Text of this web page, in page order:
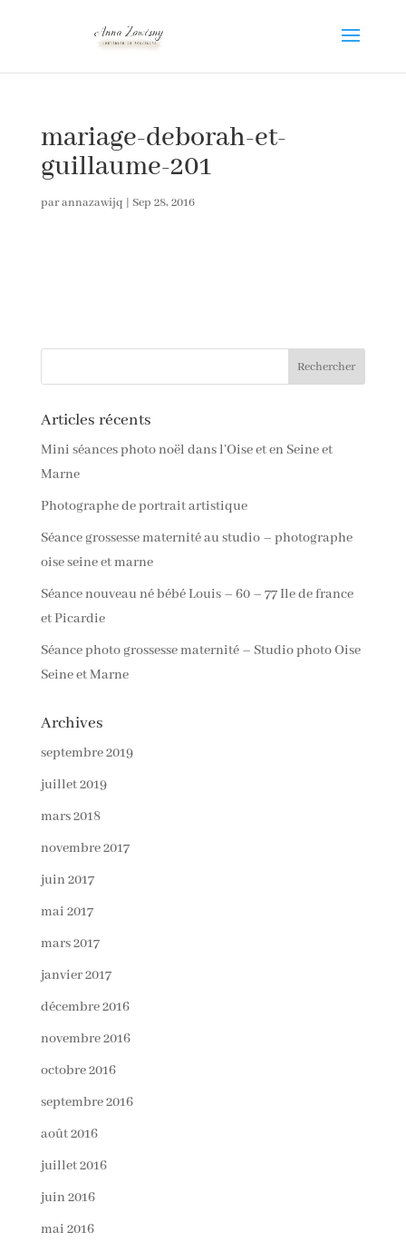
mariage-deborah-et-
guillaume-201
parannazawijq | Sep 28, 2016
Articles récents
Mini séances photo noël dans l’Oise et en Seine et
Marne
Photographe de portrait artistique
Séance grossesse maternité au studio – photographe
oise seine et marne
Séance nouveau né bébé Louis – 60 – 77 Ile de france
et Picardie
Séance photo grossesse maternité – Studio photo Oise
Seine et Marne
Archives
septembre 2019
juillet 2019
mars 2018
novembre 2017
juin 2017
mai 2017
mars 2017
janvier 2017
décembre 2016
novembre 2016
octobre 2016
septembre 2016
août 2016
juillet 2016
juin 2016
mai 2016